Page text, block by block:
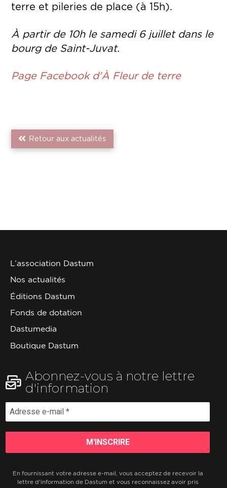
terre et pileries de place (à 15h).
À partir de 10h le samedi 6 juillet dans le
bourg de Saint-Juvat.
Page Facebook d'À Fleur de terre
Retour aux actualités
L’association Dastum
Nos actualités
Éditions Dastum
Fonds de dotation
Dastumedia
Boutique Dastum
Abonnez-vous à notre lettre
d'information
En fournissant votre adresse e-mail, vous acceptez de recevoir la
lettre d'information de Dastum et vous reconnaissez avoir pris